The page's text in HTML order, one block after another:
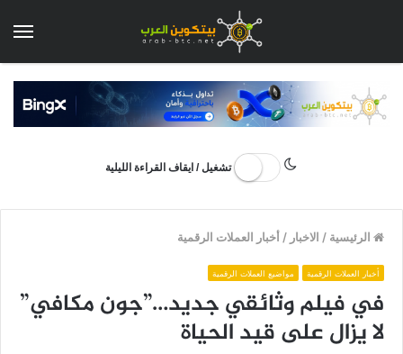
تشغيل / ايقاف القراءة الليلية
الرئيسية / الاخبار /أخبار العملات الرقمية
أخبار العملات الرقمية مواضيع العملات الرقمية
في فيلم وثائقي جديد…”جون مكافي”
لا يزال على قيد الحياة